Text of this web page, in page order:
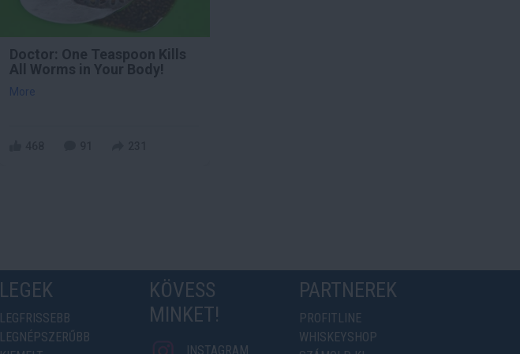
Doctor: One Teaspoon Kills
All Worms in Your Body!
More
LEGEK
LEGFRISSEBB
LEGNÉPSZERŰBB
KÖVESS
MINKET!
INSTAGRAM
PARTNEREK
PROFITLINE
WHISKEYSHOP